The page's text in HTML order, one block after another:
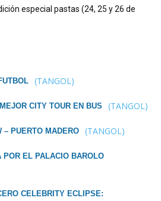
especial pastas (24, 25 y 26 de
(TANGOL)
CITY TOUR EN BUS (TANGOL)
– PUERTO MADERO (TANGOL)
POR EL PALACIO BAROLO
CELEBRITY ECLIPSE: